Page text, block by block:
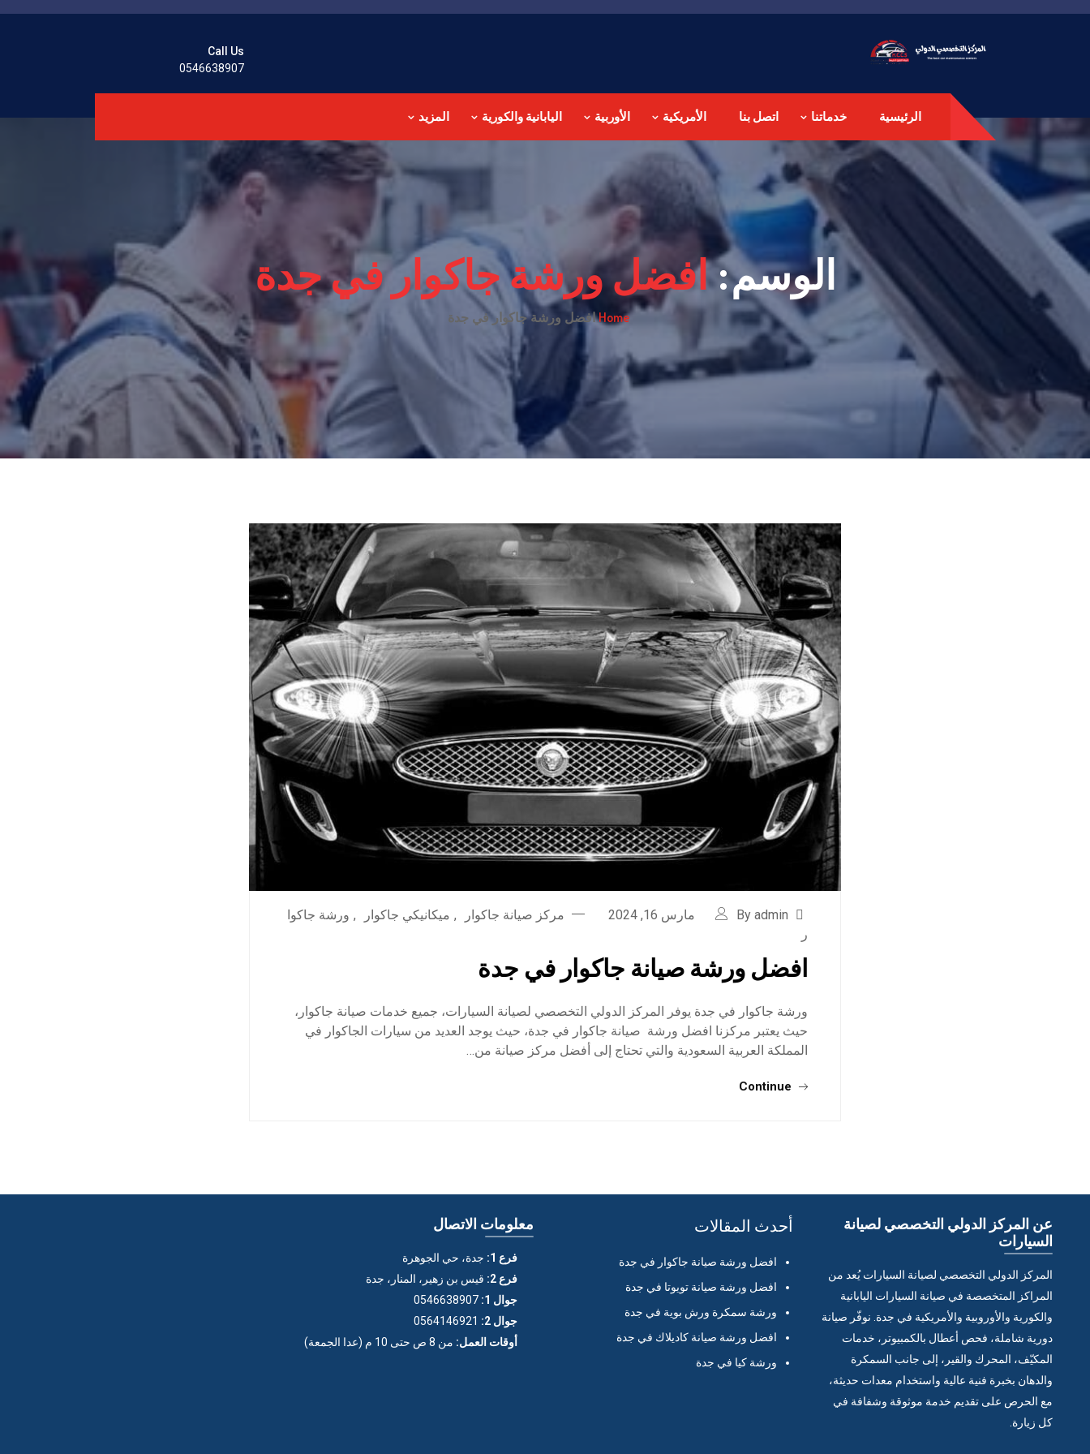
Call Us
0546638907
الرئيسية خدماتنا اتصل بنا الأمريكية الأوربية اليابانية والكورية المزيد
الوسم:افضل ورشة جاكوار في جدة
Homeافضل ورشة جاكوار في جدة
By admin مارس 16, 2024 مركز صيانة جاكوار , ميكانيكي جاكوار , ورشة جاكوا
ر
افضل ورشة صيانة جاكوار في جدة
ورشة جاكوار في جدة يوفر المركز الدولي التخصصي لصيانة السيارات، جميع خدمات صيانة جاكوار،
حيث يعتبر مركزنا افضل ورشة صيانة جاكوار في جدة، حيث يوجد العديد من سيارات الجاكوار في
المملكة العربية السعودية والتي تحتاج إلى أفضل مركز صيانة من…
Continue
عن المركز الدولي التخصصي لصيانة
السيارات
المركز الدولي التخصصي لصيانة السيارات يُعد من
المراكز المتخصصة في صيانة السيارات اليابانية
والكورية والأوروبية والأمريكية في جدة. نوفّر صيانة
دورية شاملة، فحص أعطال بالكمبيوتر، خدمات
المكيّف، المحرك والقير، إلى جانب السمكرة
والدهان بخبرة فنية عالية واستخدام معدات حديثة،
مع الحرص على تقديم خدمة موثوقة وشفافة في
كل زيارة.
أحدث المقالات
افضل ورشة صيانة جاكوار في جدة
افضل ورشة صيانة تويوتا في جدة
ورشة سمكرة ورش بوية في جدة
افضل ورشة صيانة كاديلاك في جدة
ورشة كيا في جدة
معلومات الاتصال
فرع 1:
جدة، حي الجوهرة
فرع 2:
قيس بن زهير، المنار، جدة
جوال 1:
0546638907
جوال 2:
0564146921
أوقات العمل: من 8 ص حتى 10 م (عدا الجمعة)